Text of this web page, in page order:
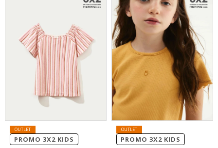
PROMO 3X2 KIDS PROMO 3X2 KIDS